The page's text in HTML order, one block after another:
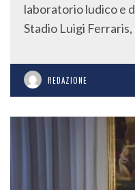
laboratorio ludico e
Stadio Luigi
REDAZIONE